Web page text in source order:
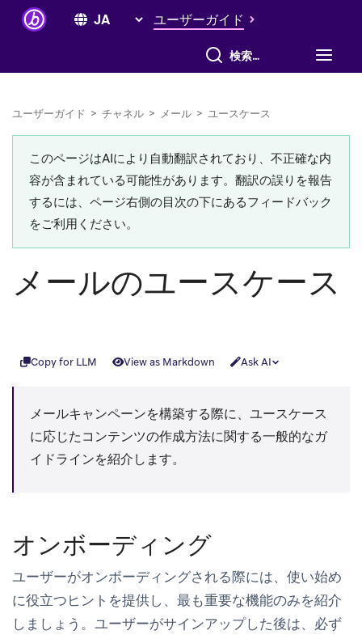
ユーザーガイド
すべて検索
ユーザーガイド > チャネル > メール > ユースケース
このページはAIにより自動翻訳されており、不正確な内
容が含まれている可能性があります。翻訳の誤りを報告
するには、ページ右側の目次の下にあるフィードバック
をご利用ください。
メールのユースケース
Copy for LLM View as Markdown Ask AI
メールキャンペーンを構築する際に、ユースケース
に応じたコンテンツの作成方法に関する一般的なガ
イドラインを紹介します。
オンボーディング
ユーザーがオンボーディングされる際には、使い始め
に役立つヒントを提供し、最も重要な機能のみを紹介
しましょう。ユーザーがサインアップした後は、必ず